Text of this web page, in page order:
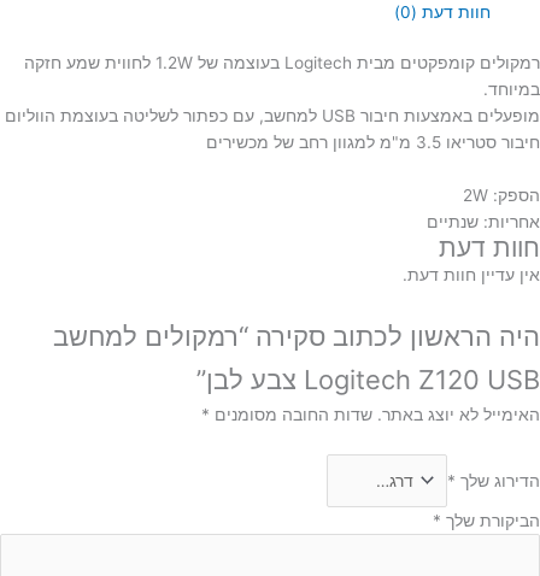
חוות דעת (0)
רמקולים קומפקטים מבית Logitech בעוצמה של 1.2W לחווית שמע חזקה
במיוחד.
מופעלים באמצעות חיבור USB למחשב, עם כפתור לשליטה בעוצמת הווליום
חיבור סטריאו 3.5 מ"מ למגוון רחב של מכשירים
הספק: 2W
אחריות: שנתיים
חוות דעת
אין עדיין חוות דעת.
היה הראשון לכתוב סקירה “רמקולים למחשב
Logitech Z120 USB צבע לבן”
האימייל לא יוצג באתר. שדות החובה מסומנים *
הדירוג שלך *
הביקורת שלך *